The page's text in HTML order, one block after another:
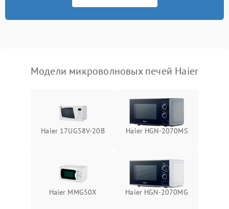
Не работают сенсорные
Сломался трансформатор Подробнее →
Модели микроволновых печей Haier
Haier 17UG58V-20B Haier HGN-2070MS
Haier MMG50X Haier HGN-2070MG